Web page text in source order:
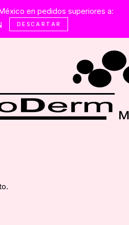
en pedidos superiores a:
DESCARTAR